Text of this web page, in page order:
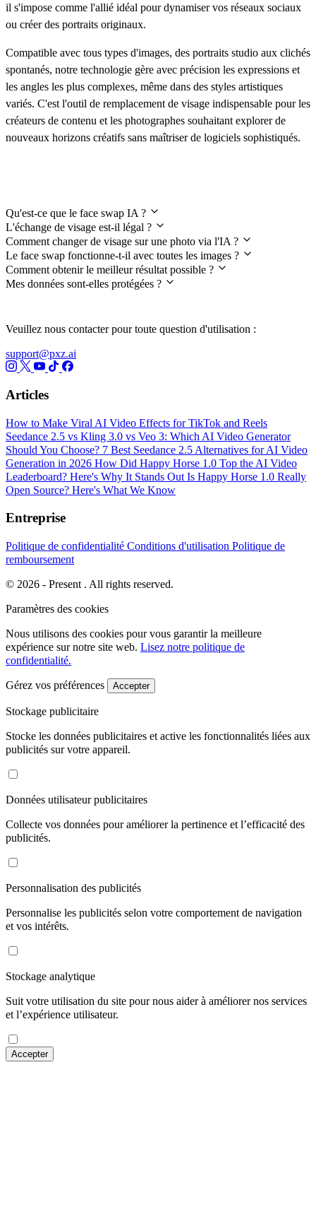
il s'impose comme l'allié idéal pour dynamiser vos réseaux sociaux
ou créer des portraits originaux.
Compatible avec tous types d'images, des portraits studio aux clichés
spontanés, notre technologie gère avec précision les expressions et
les angles les plus complexes, même dans des styles artistiques
variés. C'est l'outil de remplacement de visage indispensable pour les
créateurs de contenu et les photographes souhaitant explorer de
nouveaux horizons créatifs sans maîtriser de logiciels sophistiqués.
Qu'est-ce que le face swap IA ?
L'échange de visage est-il légal ?
Comment changer de visage sur une photo via l'IA ?
Le face swap fonctionne-t-il avec toutes les images ?
Comment obtenir le meilleur résultat possible ?
Mes données sont-elles protégées ?
Veuillez nous contacter pour toute question d'utilisation :
support@pxz.ai
Articles
How to Make Viral AI Video Effects for TikTok and Reels
Seedance 2.5 vs Kling 3.0 vs Veo 3: Which AI Video Generator
Should You Choose? 7 Best Seedance 2.5 Alternatives for AI Video
Generation in 2026 How Did Happy Horse 1.0 Top the AI Video
Leaderboard? Here's Why It Stands Out Is Happy Horse 1.0 Really
Open Source? Here's What We Know
Entreprise
Politique de confidentialité Conditions d'utilisation Politique de
remboursement
© 2026 - Present . All rights reserved.
Paramètres des cookies
Nous utilisons des cookies pour vous garantir la meilleure
expérience sur notre site web. Lisez notre politique de
confidentialité.
Gérez vos préférences Accepter
Stockage publicitaire
Stocke les données publicitaires et active les fonctionnalités liées aux
publicités sur votre appareil.
Données utilisateur publicitaires
Collecte vos données pour améliorer la pertinence et l’efficacité des
publicités.
Personnalisation des publicités
Personnalise les publicités selon votre comportement de navigation
et vos intérêts.
Stockage analytique
Suit votre utilisation du site pour nous aider à améliorer nos services
et l’expérience utilisateur.
Accepter